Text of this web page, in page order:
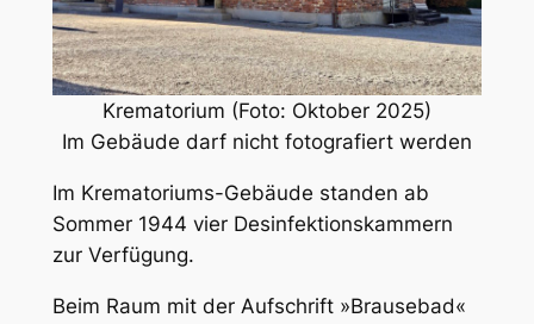
Krematorium (Foto: Oktober 2025)
Im Gebäude darf nicht fotografiert werden
Im Krematoriums-Gebäude standen ab
Sommer 1944 vier Desinfektionskammern
zur Verfügung.
Beim Raum mit der Aufschrift »Brausebad«